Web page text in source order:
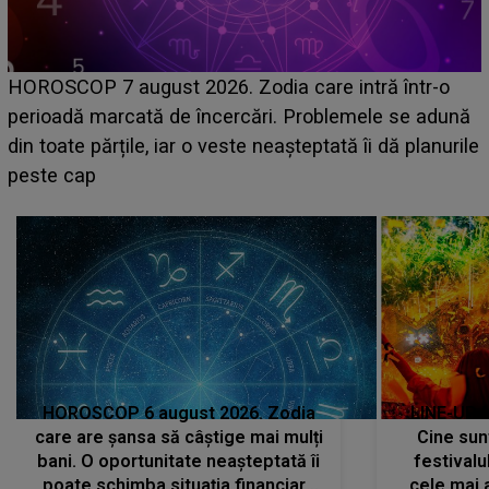
Emanuel a ținut ACEST DETALIU ASCUNS până
acum! În fața Alexandrei, concurentul din Casa Iubirii
face o MĂRTURISIRE NEAȘTEPTATĂ despre mama
sa: "I-am spus și ei în față, eu nu te iubesc pentru
HOROSCOP 6 august 2026. Zodia
care are șansa să câștige mai mulți
bani. O oportunitate neașteptată îi
LINE-UP
Cine